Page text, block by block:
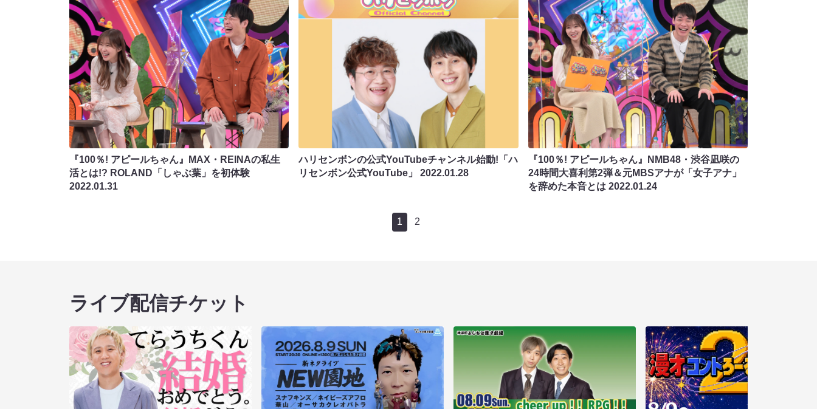
『100％! アピールちゃん』MAX・REINAの私生
活とは!? ROLAND「しゃぶ葉」を初体験
2022.01.31
ハリセンボンの公式YouTubeチャンネル始動!「ハ
リセンボン公式YouTube」2022.01.28
『100％! アピールちゃん』NMB48・渋谷凪咲の
24時間大喜利第2弾＆元MBSアナが「女子アナ」
を辞めた本音とは 2022.01.24
1 2
ライブ配信チケット